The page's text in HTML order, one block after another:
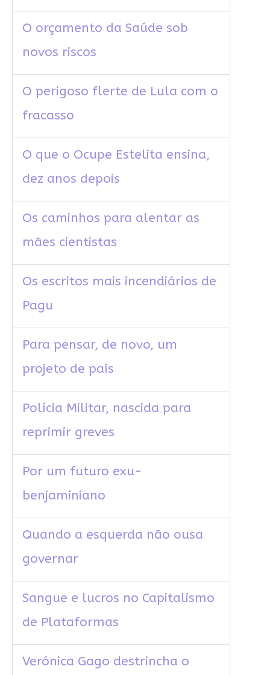
O orçamento da Saúde sob
novos riscos
O perigoso flerte de Lula com o
fracasso
O que o Ocupe Estelita ensina,
dez anos depois
Os caminhos para alentar as
mães cientistas
Os escritos mais incendiários de
Pagu
Para pensar, de novo, um
projeto de país
Polícia Militar, nascida para
reprimir greves
Por um futuro exu-
benjaminiano
Quando a esquerda não ousa
governar
Sangue e lucros no Capitalismo
de Plataformas
Verónica Gago destrincha o